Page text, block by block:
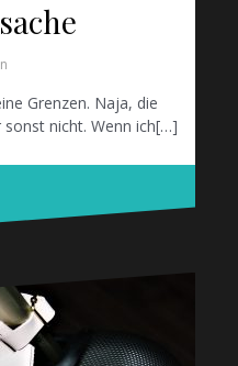
Grenzen. Naja, die
nicht. Wenn ich[…]